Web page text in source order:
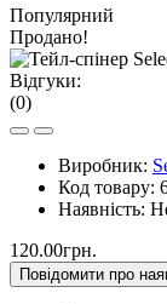
Популярний
Продано!
Відгуки:
(0)
Виробник:
Код товару:
Наявність:
120.00грн.
Повідомити про